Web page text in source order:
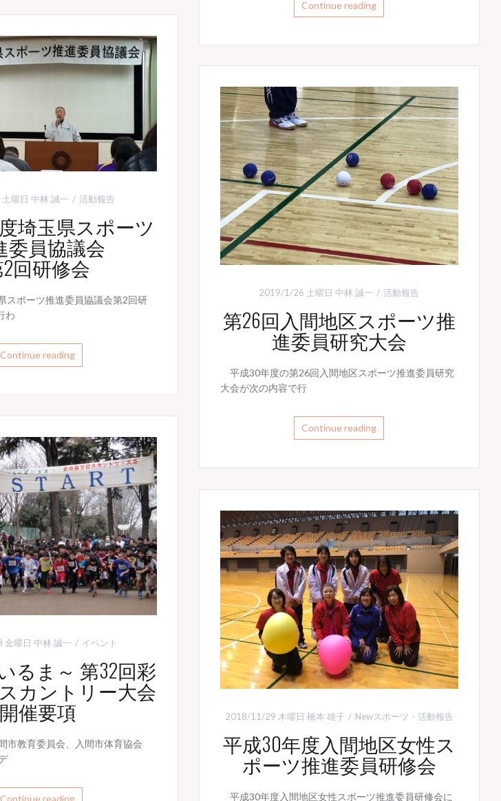
Continue reading
曜日 中林 誠一 活動報告
埼玉県スポーツ
委員協議会
回研修会
スポーツ推進委員協議会第2回研
わ
Continue reading
2019/1/26 土曜日 中林 誠一 活動報告
第26回入間地区スポーツ推
進委員研究大会
平成30年度の第26回入間地区スポーツ推進委員研究
大会が次の内容で行
Continue reading
金曜日 中林 誠一 イベント
るま～ 第32回彩
カントリー大会
開催要項
市教育委員会、入間市体育協会
2018/11/29 木曜日 橋本 雄子 Newスポーツ ・ 活動報告
平成30年度入間地区女性ス
ポーツ推進委員研修会
平成30年度入間地区女性スポーツ推進委員研修会に